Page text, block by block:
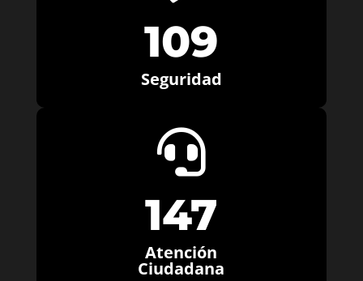
109
Seguridad

147
Atención
Ciudadana